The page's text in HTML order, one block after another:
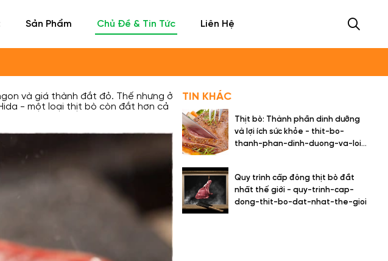
Sản Phẩm Chủ Đề & Tin Tức Liên Hệ
và giá thành đắt đỏ. Thế nhưng ở
- một loại thịt bò còn đắt hơn cả
TIN KHÁC
Thịt bò: Thành phần dinh dưỡng
và lợi ích sức khỏe - thit-bo-
thanh-phan-dinh-duong-va-loi-
Quy trình cấp đông thịt bò đắt
nhất thế giới - quy-trinh-cap-
dong-thit-bo-dat-nhat-the-gioi